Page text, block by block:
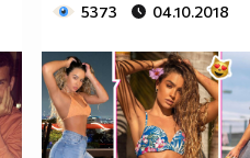
5373 04.10.2018